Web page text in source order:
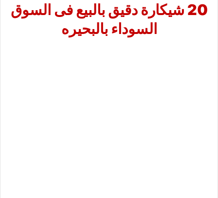
20 شيكارة دقيق بالبيع فى السوق
السوداء بالبحيره